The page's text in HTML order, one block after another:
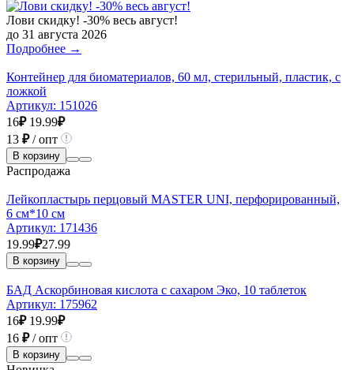
Лови скидку! -30% весь август!
до 31 августа 2026
Подробнее →
Контейнер для биоматериалов, 60 мл, стерильный, пластик, с
ложкой
Артикул: 151026
16₽ 19.99₽
13 ₽/ опт
В корзину
Распродажа
Лейкопластырь перцовый MASTER UNI, перфорированный,
6 см*10 см
Артикул: 171436
19.99₽27.99
В корзину
БАД Аскорбиновая кислота с сахаром Эко, 10 таблеток
Артикул: 175962
16₽ 19.99₽
16 ₽/ опт
В корзину